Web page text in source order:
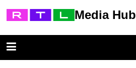
Media Hub